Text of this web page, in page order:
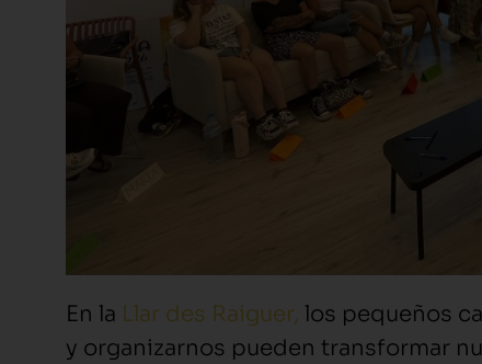
En la Llar des Raiguer, los pequeños
y organizarnos pueden transformar